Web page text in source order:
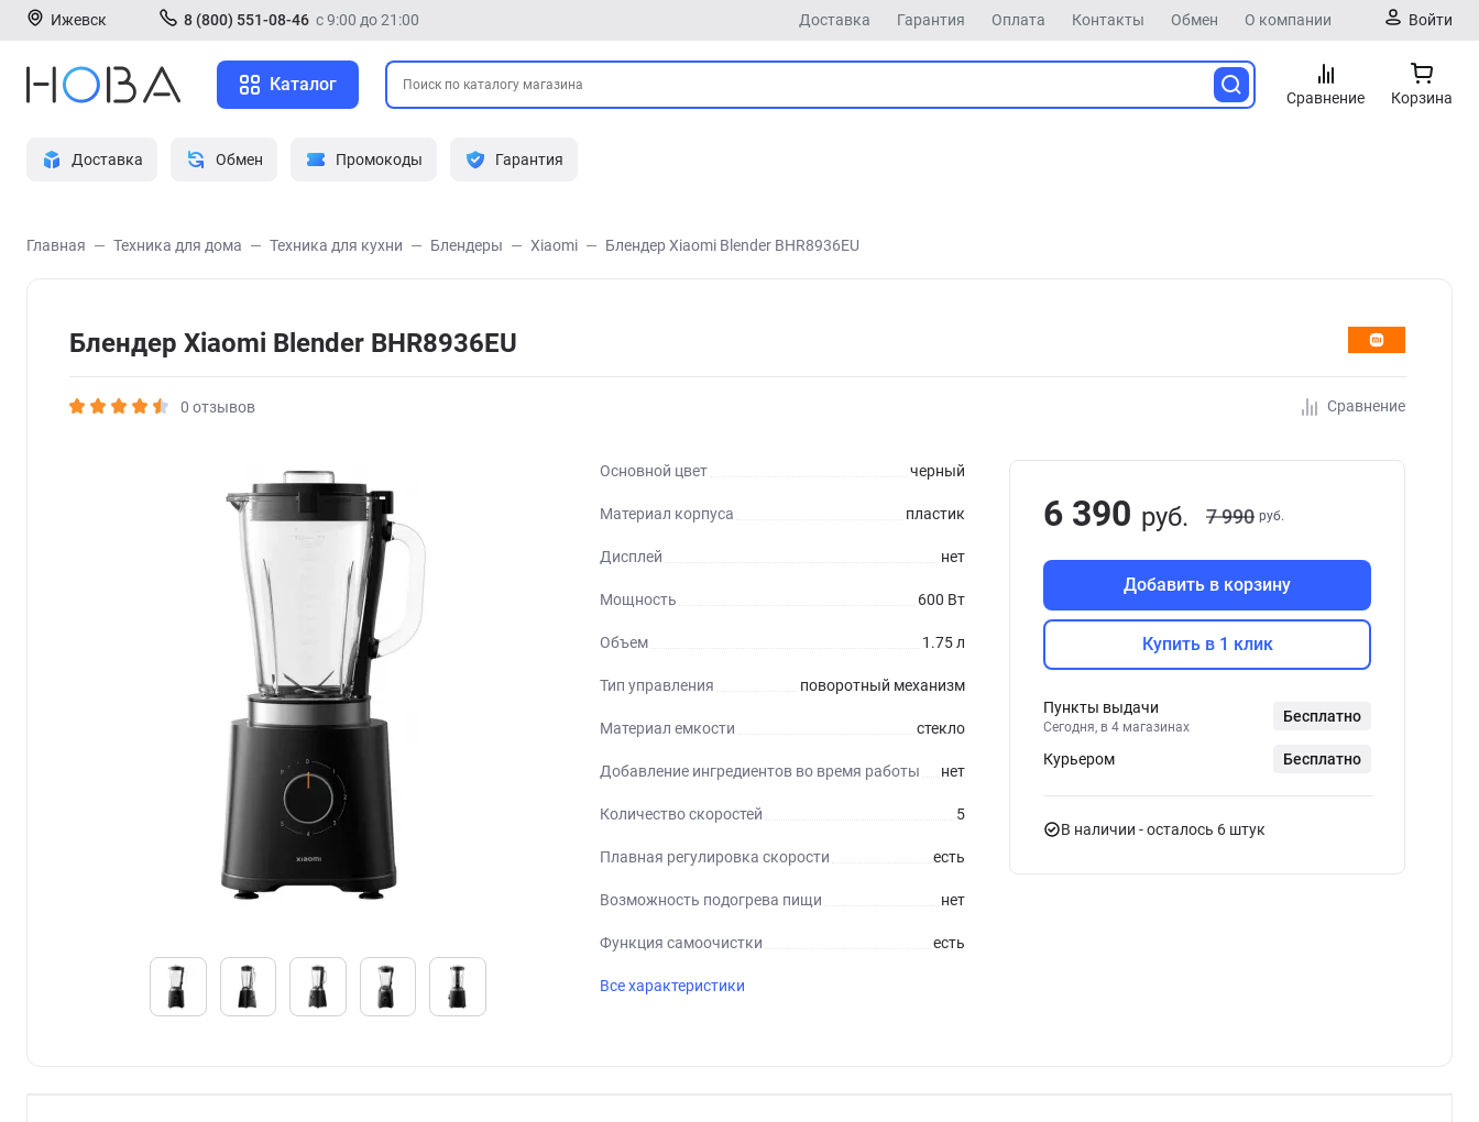
Ижевск 8 (800) 551-08-46 с 9:00 до 21:00 Доставка Гарантия Оплата Контакты Обмен О компании Войти
Каталог
Сравнение Корзина
Доставка Обмен Промокоды Гарантия
Главная Техника для дома Техника для кухни Блендеры Xiaomi Блендер Xiaomi Blender BHR8936EU
Блендер Xiaomi Blender BHR8936EU
0 отзывов Сравнение
Основной цвет черный
Материал корпуса пластик
Дисплей нет
Мощность 600 Вт
Объем 1.75 л
Тип управления поворотный механизм
Материал емкости стекло
Добавление ингредиентов во время работы нет
Количество скоростей 5
Плавная регулировка скорости есть
Возможность подогрева пищи нет
Функция самоочистки есть
Все характеристики
6 390 руб. 7 990 руб.
Добавить в корзину
Купить в 1 клик
Пункты выдачи
Сегодня, в 4 магазинах
Бесплатно
Курьером Бесплатно
В наличии - осталось 6 штук